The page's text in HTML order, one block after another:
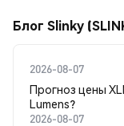
Блог Slinky
2026-08-07
Прогноз цены
Lumens?
2026-08-07